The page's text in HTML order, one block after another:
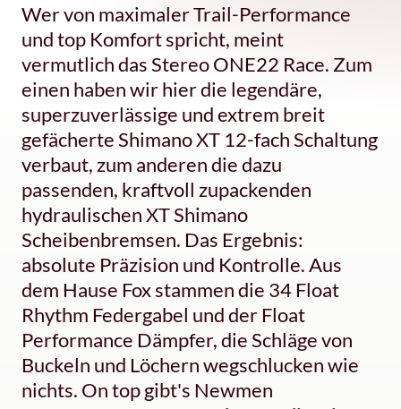
Wer von maximaler Trail-Performance
und top Komfort spricht, meint
vermutlich das Stereo ONE22 Race. Zum
einen haben wir hier die legendäre,
superzuverlässige und extrem breit
gefächerte Shimano XT 12-fach Schaltung
verbaut, zum anderen die dazu
passenden, kraftvoll zupackenden
hydraulischen XT Shimano
Scheibenbremsen. Das Ergebnis:
absolute Präzision und Kontrolle. Aus
dem Hause Fox stammen die 34 Float
Rhythm Federgabel und der Float
Performance Dämpfer, die Schläge von
Buckeln und Löchern wegschlucken wie
nichts. On top gibt's Newmen